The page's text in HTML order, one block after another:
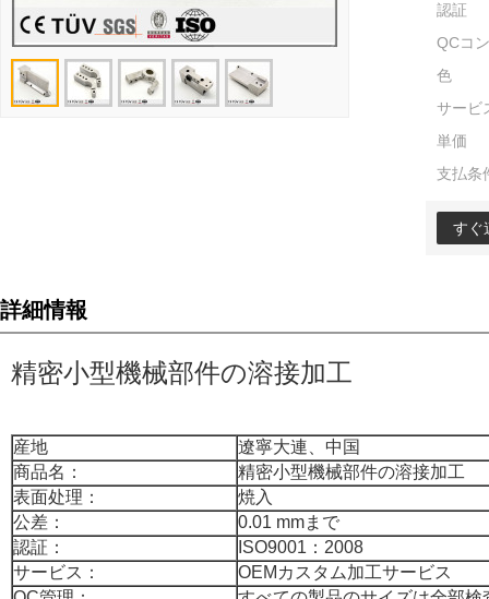
認証
QCコ
色
サービ
単価
支払条
すぐ
詳細情報
精密小型機械部件の溶接加工
産地
遼寧大連、中国
商品名：
精密小型機械部件の溶接加工
表面处理：
焼入
公差：
0.01 mmまで
認証：
ISO9001：2008
サービス：
OEMカスタム加工サービス